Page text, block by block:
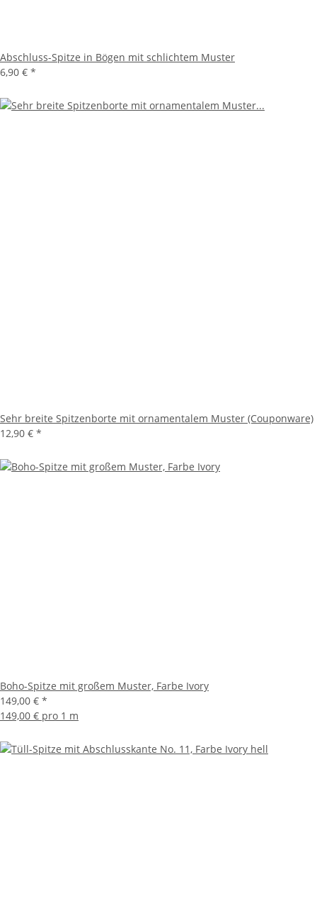
Abschluss-Spitze in Bögen mit schlichtem Muster
6,90 € *
Sehr breite Spitzenborte mit ornamentalem Muster (Couponware)
12,90 € *
Boho-Spitze mit großem Muster, Farbe Ivory
149,00 € *
149,00 € pro 1 m